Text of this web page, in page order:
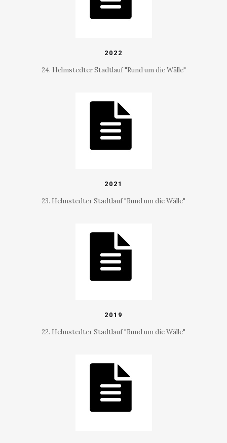
2022
24. Helmstedter Stadtlauf "Rund um die Wälle"
2021
23. Helmstedter Stadtlauf "Rund um die Wälle"
2019
22. Helmstedter Stadtlauf "Rund um die Wälle"